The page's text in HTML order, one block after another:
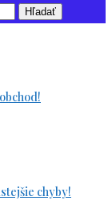
chyby!